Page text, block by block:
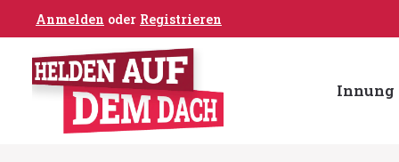
Hauptinhalt springen
Zur Hauptnavigation springen
Anmelden oder Registrieren
Innung